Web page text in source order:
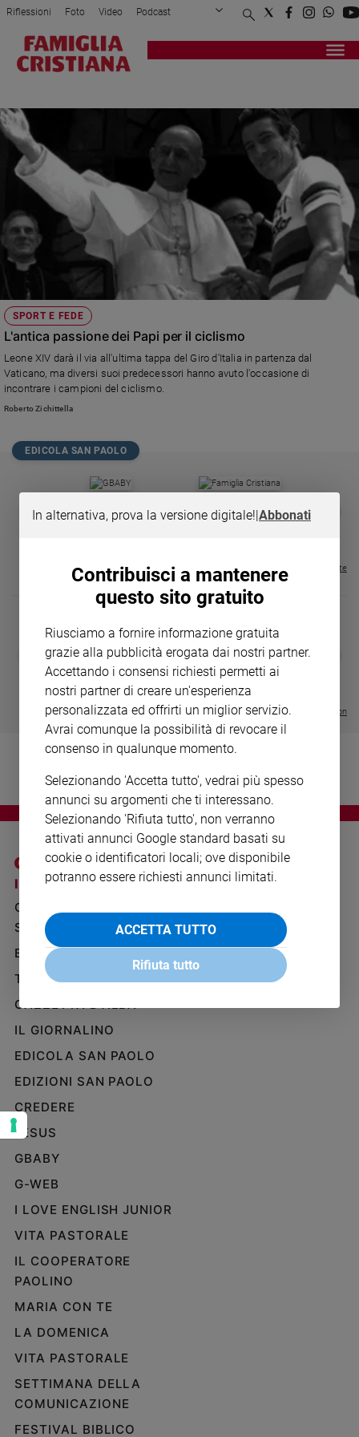
Attualità
Politica
Mondo
Economia
Legalità
giustizia
Sport
Interviste
Papa
Papa
Chiesa
Chiesa
spiritualità
Devozione
Società
Ambiente
Volontariato
Diritti
Aziende
valore
Caso
settimana
Migranti
Diversità
Costume
e
2026
Cinema,
Tv
streaming
Libri
Famiglia
educazione
Genitori
e
Scuola
Riflessioni Foto Video Podcast
Privacy Policy Chi siamo
Registrati Redazione
SPORT E FEDE
L'antica passione dei Papi per il ciclismo
Leone XIV darà il via all'ultima tappa del Giro d'Italia in partenza dal
Vaticano, ma diversi suoi predecessori hanno avuto l'occasione di
incontrare i campioni del ciclismo.
Roberto Zichittella
EDICOLA SAN PAOLO
❮
€ 34,80 € 21,90 37%
€ 104,00 € 83,00 20%
Visualizza tutte le riviste
LE GRANDI BASILICHE ITALIANE
- VOL DA 1 AL 5
€ 64,50
DIARIO G 2026-27
€ 8,90
- € 8,90
COLLANA
Visualizza tutte le collection
I SITI SAN PAOLO
GRUPPO EDITORIALE
SAN PAOLO
BENESSERE
TELENOVA
GAZZETTA D'ALBA
IL GIORNALINO
EDICOLA SAN PAOLO
EDIZIONI SAN PAOLO
CREDERE
JESUS
GBABY
G-WEB
I LOVE ENGLISH JUNIOR
VITA PASTORALE
IL COOPERATORE
PAOLINO
MARIA CON TE
LA DOMENICA
VITA PASTORALE
SETTIMANA DELLA
COMUNICAZIONE
FESTIVAL BIBLICO
NOTE LEGALI
INFORMATIVA
WHISTLEBLOWING
SOCIAL
In alternativa, prova la versione digitale!|Abbonati
Contribuisci a mantenere
questo sito gratuito
Riusciamo a fornire informazione gratuita
grazie alla pubblicità erogata dai nostri partner.
Accettando i consensi richiesti permetti ai
nostri partner di creare un'esperienza
personalizzata ed offrirti un miglior servizio.
Avrai comunque la possibilità di revocare il
consenso in qualunque momento.
Selezionando 'Accetta tutto', vedrai più spesso
annunci su argomenti che ti interessano.
Selezionando 'Rifiuta tutto', non verranno
attivati annunci Google standard basati su
cookie o identificatori locali; ove disponibile
potranno essere richiesti annunci limitati.
ACCETTA TUTTO
Rifiuta tutto